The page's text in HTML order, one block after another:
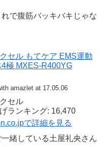
で腹筋バッキバキじゃな
セル もてケア EMS運動
極 MXES-R400YG
amazlet at 17.05.06
セル
ランキング: 16,470
で詳細を見る
緒している土屋礼央さん